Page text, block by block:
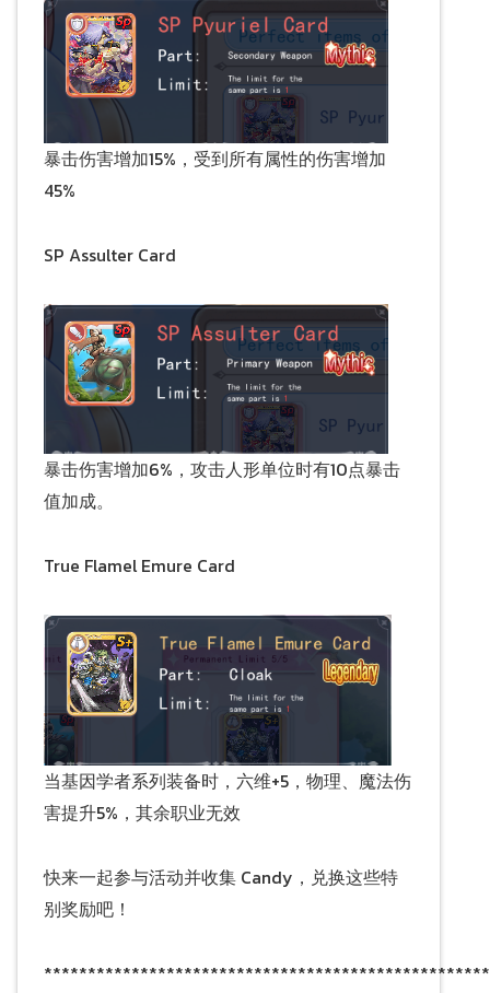
暴击伤害增加15%，受到所有属性的伤害增加
45%
SP Assulter Card
暴击伤害增加6%，攻击人形单位时有10点暴击
值加成。
True Flamel Emure Card
当基因学者系列装备时，六维+5，物理、魔法伤
害提升5%，其余职业无效
快来一起参与活动并收集 Candy，兑换这些特
别奖励吧！